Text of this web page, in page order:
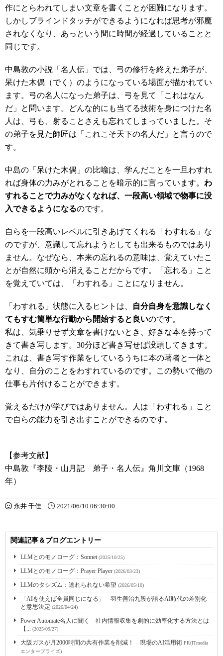
作にとらわれてしまい文章を書くことが困難になります。
しかしブラインドタッチができるようになれば思考が邪魔
されなくなり、あっという間に時間が経過していることと
同じです。
中島敦の小説「名人伝」では、弓の修行を終えた弟子が、
呆けた木偶（でく）のようになっている場面が描かれてい
ます。弓の名人になった弟子は、弓を見て「これはなん
だ」と問います。どんな的にも当てる技術を身につけた名
人は、弓も、射ることさえも忘れてしまっていました。そ
の弟子を見た師匠は「これこそ天下の名人だ」と言うので
す。
中島の「呆けた木偶」の比喩は、学んだことを一旦わすれ
れば身体の力みがとれることを暗示的に言っています。 わ
すれることで力みがなくなれば、一段高い領域で物事に没
入できるようになるのです。
自らを一段高いレベルに引きあげてくれる「わすれる」な
のですが、意識して忘れようとしても出来るものではあり
ません。なぜなら、本来の忘れるの意味は、覚えていたこ
とが自然に頭から消えることだからです。「忘れる」こと
を覚えていては、「わすれる」ことになりません。
「わすれる」状態に入るヒントは、
自分自身を意識しなく
てもすむ簡単な行動から開始すると良いのです。
私は、気乗りせず文章を書けないとき、好きな本を持って
きて書き写します。30分ほど書き写せば没頭してきます。
これは、書き写す作業をしているうちに本の著者と一体と
なり、自分のことをわすれているのです。この勢いで他の
仕事も片付けることができます。
覚えるだけが学びではありません。人は「わすれる」こと
で自らの能力を引き出すことができるのです。
【参考文献】
中島敦『李陵・山月記 弟子・名人伝』角川文庫（1968
年）
永井 千佳 2021/06/10 06:30:00
関連記事＆ブログエントリー
LLMとのモノローグ：Sonnet (2025/10/25)
LLMとのモノローグ：Prayer Player (2026/03/23)
LLMのタシズム：逃れられない希望 (2026/05/10)
「AIを使えば全員同じになる」 羽生善治九段が語るAI時代の差別化
と意思決定 (2026/04/24)
Power Automate名人に聞く 社内情報収集を劇的に効率化する方法とは
【... (2025/09/27)
大阪ガスが月2000時間の共有作業を削減！ 現場のAI活用術 PR(ITmedia
エンタープライズ)